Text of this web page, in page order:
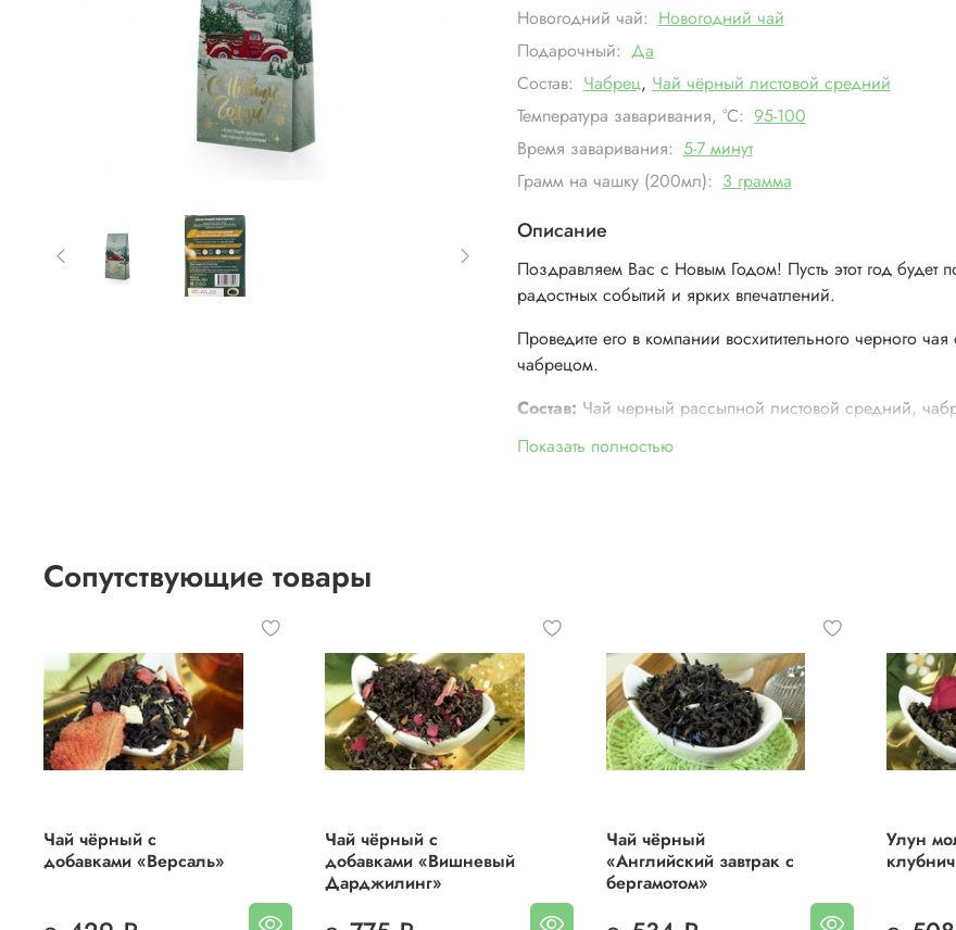
Новогодний чай: Новогодний чай
Подарочный: Да
Состав: Чабрец, Чай чёрный листовой средний
Температура заваривания, °С: 95-100
Время заваривания: 5-7 минут
Грамм на чашку (200мл): 3 грамма
Описание
Поздравляем Вас с Новым Годом! Пусть этот год будет
радостных событий и ярких впечатлений.
Проведите его в компании восхитительного черного чая
чабрецом.
Состав: Чай черный рассыпной листовой средний,
Вес:50 г.
Показать полностью
Сопутствующие товары
Чай чёрный с
добавками «Версаль»
Чай чёрный с
добавками «Вишневый
Дарджилинг»
Чай чёрный
«Английский завтрак с
бергамотом»
Улун